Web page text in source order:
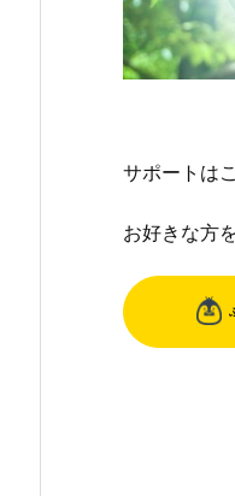
サポートは
お好きな方